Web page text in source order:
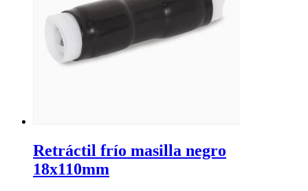
Retráctil frío masilla negro
18x110mm